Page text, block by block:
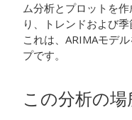
ム分析とプロットを
り、トレンドおよび
これは、ARIMAモデ
プです。
この分析の場